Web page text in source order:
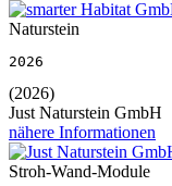
Naturstein
2026
(2026)
Just Naturstein GmbH
nähere Informationen
Stroh-Wand-Module